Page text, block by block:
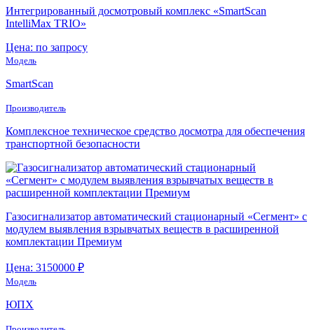
Интегрированный досмотровый комплекс «SmartScan
IntelliMax TRIO»
Цена: по запросу
Модель
SmartScan
Производитель
Комплексное техническое средство досмотра для обеспечения
транспортной безопасности
Газосигнализатор автоматический стационарный «Сегмент» с
модулем выявления взрывчатых веществ в расширенной
комплектации Премиум
Цена: 3150000 ₽
Модель
ЮПХ